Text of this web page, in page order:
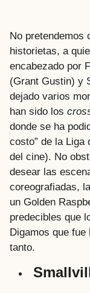
No pretendemos
historietas, a
encabezado por
(Grant Gustin) y
dejado varios
han sido los
donde se ha
costo” de la Liga
del cine). No
desear las
coreografiadas,
un Golden
predecibles que
Digamos que
tanto.